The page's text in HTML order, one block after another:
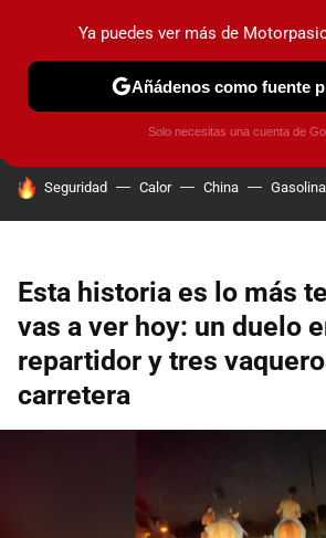
PRUEBAS COCHES ELÉCTRICOS
HOY SE HABLA DE
Seguridad Calor China Gasolina
Esta historia es lo más
vas a ver hoy: un duelo
repartidor y tres
carretera
Ya puedes ver más de
Añádenos como fuente
Solo necesitas una cuenta de